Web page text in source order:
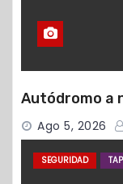
Autódromo a
Ago 5, 2026
SEGURIDAD